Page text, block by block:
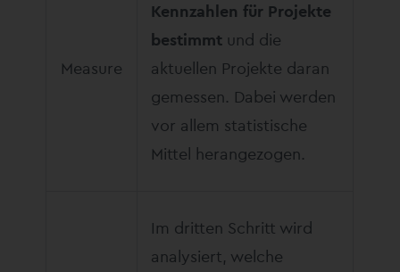
Measure
Kennzahlen für Projekte
bestimmt und die
aktuellen Projekte daran
gemessen. Dabei werden
vor allem statistische
Mittel herangezogen.
Im dritten Schritt wird
analysiert, welche